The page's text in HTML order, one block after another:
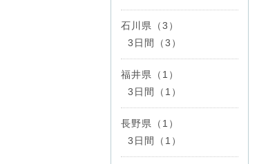
石川県（3）
3日間（3）
福井県（1）
3日間（1）
長野県（1）
3日間（1）